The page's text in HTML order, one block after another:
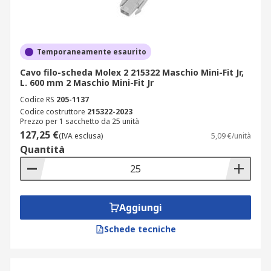
Temporaneamente esaurito
Cavo filo-scheda Molex 2 215322 Maschio Mini-Fit Jr,
L. 600 mm 2 Maschio Mini-Fit Jr
Codice RS 205-1137
Codice costruttore 215322-2023
Prezzo per 1 sacchetto da 25 unità
127,25 €(IVA esclusa) 5,09 €/unità
Quantità
Aggiungi
Schede tecniche